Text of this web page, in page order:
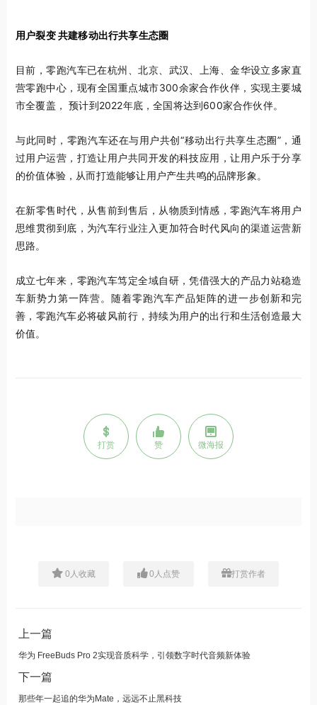
用户裂变 共建移动出行共享生态圈
目前，零跑汽车已在杭州、北京、武汉、上海、金华设立多家直
营零跑中心，现有全国重点城市300余家合作伙伴，实现主要城
市全覆盖， 预计到2022年底，全国将达到600家合作伙伴。
与此同时，零跑汽车还在与用户共创“移动出行共享生态圈”，通
过用户运营，打造让用户共同开发的科技应用，让用户乐于分享
的价值体验，从而打造能够让用户产生共鸣的品牌形象。
在新零售时代，从售前到售后，从物质到情感，零跑汽车将用户
思维贯彻到底，为汽车行业注入更加符合时代风向的渠道运营新
思路。
成立七年来，零跑汽车笃定全域自研，凭借强大的产品力站稳造
车新势力第一阵营。随着零跑汽车产品矩阵的进一步创新和完
善，零跑汽车必将破风前行，持续为用户的出行和生活创造最大
价值。
打赏 赞 微海报
0 人收藏 0 人点赞 打赏作者
上一篇
华为 FreeBuds Pro 2实现音质科学，引领数字时代音频新体验
下一篇
那些年一起追的华为Mate，远远不止黑科技